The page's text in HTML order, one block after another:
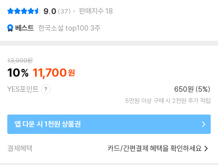
9.0 37 판매지수 18
베스트 한국소설 top100 3주
13,000원
10 11,700
YES포인트 650원 (5%)
5만원 이상 구매 시 2천원 추가 적립
앱 다운 시 1천원 상품권
결제혜택 카드/간편결제 혜택을 확인하세요